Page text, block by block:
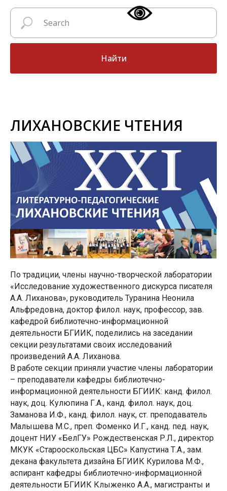
Найти
ЛИХАНОВСКИЕ ЧТЕНИЯ
По традиции, члены научно-творческой лаборатории
«Исследование художественного дискурса писателя
А.А. Лиханова», руководитель Туранина Неонила
Альфредовна, доктор филол. наук, профессор, зав.
кафедрой библиотечно-информационной
деятельности БГИИК, поделились на заседании
секции результатами своих исследований
произведений А.А. Лиханова.
В работе секции приняли участие члены лаборатории
– преподаватели кафедры библиотечно-
информационной деятельности БГИИК: канд. филол.
наук, доц. Кулюпина Г.А., канд. филол. наук, доц.
Заманова И.Ф., канд. филол. наук, ст. преподаватель
Малышева М.С., преп. Фоменко И.Г., канд. пед. наук,
доцент НИУ «БелГУ» Рождественская Р.Л., директор
МКУК «Старооскольская ЦБС» Капустина Т.А., зам.
декана факультета дизайна БГИИК Курилова М.Ф.,
аспирант кафедры библиотечно-информационной
деятельности БГИИК Клыженко А.А., магистранты и